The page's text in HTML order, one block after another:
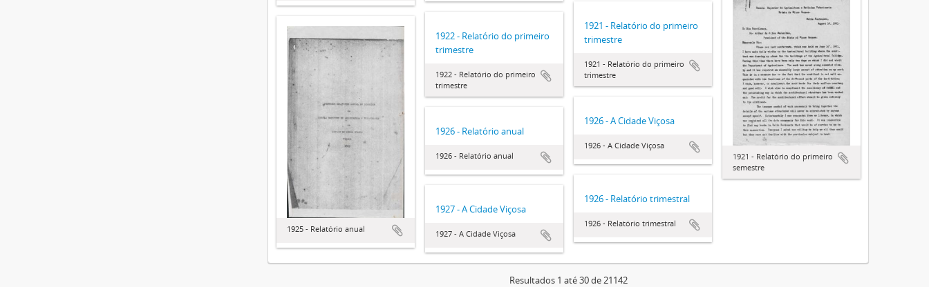
1921 - Relatório do primeiro
semestre
1921 - Relatório do primeiro
trimestre
1921 - Relatório do primeiro
trimestre
1922 - Relatório do primeiro
trimestre
1922 - Relatório do primeiro
trimestre
1925 - Relatório anual
1926 - A Cidade Viçosa
1926 - A Cidade Viçosa
1926 - Relatório anual
1926 - Relatório anual
1926 - Relatório trimestral
1926 - Relatório trimestral
1927 - A Cidade Viçosa
1927 - A Cidade Viçosa
Resultados 1 até 30 de 21142